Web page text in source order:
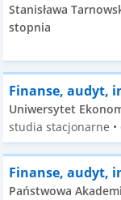
Stanisława
stopnia
Finanse, audyt,
Uniwersytet
studia stacjonarne
Finanse, audyt,
Państwowa